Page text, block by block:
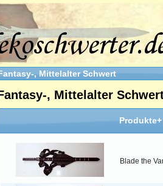
, Mittelalter Schwert
, Mittelalter
Produkte+
Blade the